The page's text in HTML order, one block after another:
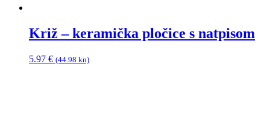
Križ – keramička pločice s natpisom
5.97 € (44.98 kn)